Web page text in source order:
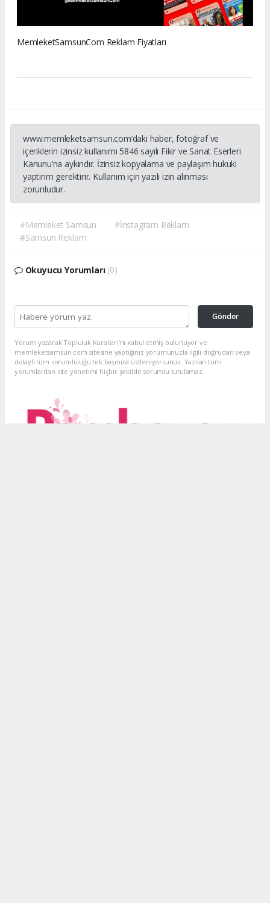
MemleketSamsunCom Reklam Fiyatları
www.memleketsamsun.com’daki haber, fotoğraf ve
içeriklerin izinsiz kullanımı 5846 sayılı Fikir ve Sanat Eserleri
Kanunu’na aykırıdır. İzinsiz kopyalama ve paylaşım hukuki
yaptırım gerektirir. Kullanım için yazılı izin alınması
zorunludur.
#Memleket Samsun
#İnstagram Reklam
#Samsun Reklam
Okuyucu Yorumları (0)
Gönder
Yorum yazarak Topluluk Kuralları’nı kabul etmiş bulunuyor ve
memleketsamsun.com sitesine yaptığınız yorumunuzla ilgili doğrudan veya
dolaylı tüm sorumluluğu tek başınıza üstleniyorsunuz. Yazılan tüm
yorumlardan site yönetimi hiçbir şekilde sorumlu tutulamaz.